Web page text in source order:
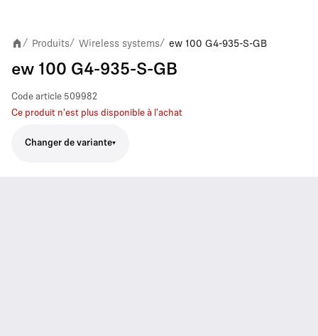
/ Produits/ Wireless systems/ ew 100 G4-935-S-GB
ew 100 G4-935-S-GB
Code article 509982
Ce produit n'est plus disponible à l'achat
Changer de variante